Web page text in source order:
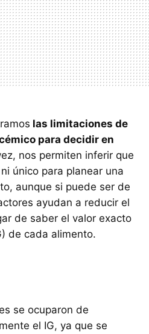
las limitaciones de
para decidir en
nos permiten inferir que
único para planear una
aunque si puede ser de
ayudan a reducir el
de saber el valor exacto
de cada alimento.
se ocuparon de
el IG, ya que se